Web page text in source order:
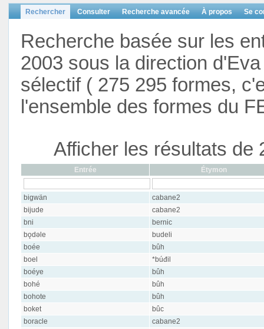
Rechercher Consulter Recherche avancée À propos Se
Recherche basée sur les
2003 sous la direction
sélectif ( 275 295 formes,
l'ensemble des formes du
Afficher les résultats de
Entrée Étymon
bigwän
cabane2
bijude
cabane2
bni
bernic
bǫdəle
budeli
boée
bûh
boel
*búđil
boéye
bûh
bohé
bûh
bohote
bûh
boket
bûc
boracle
cabane2